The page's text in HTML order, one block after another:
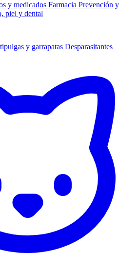
y medicados Farmacia Prevención y
piel y dental
y garrapatas Desparasitantes